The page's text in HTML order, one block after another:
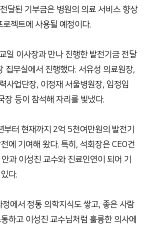
달된 기부금은 병원의 의료 서비스 향상
젝트에 사용될 예정이다.
일 이사장과 만나 진행한 발전기금 전달
집무실에서 진행했다. 서유성 의료원장,
사업단장, 이정재 서울병원장, 임정임
장 등이 참석해 자리를 빛냈다.
터 현재까지 2억 5천여만원의 발전기
에 기여해 왔다. 특히, 석회장은 CEO건
과 이성진 교수와 진료인연이 되어 기
다.
에서 정통 의학지식도 쌓고, 좋은 사람
하고 이성진 교수님처럼 훌륭한 의사에